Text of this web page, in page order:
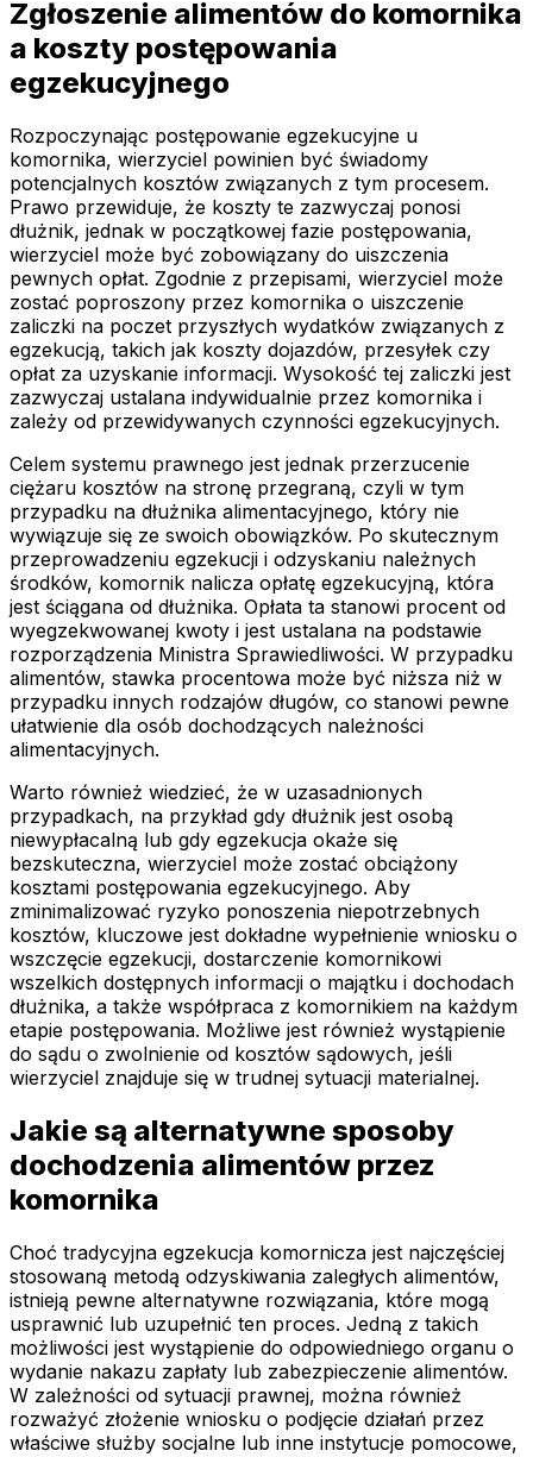
Zgłoszenie alimentów do komornika
a koszty postępowania
egzekucyjnego
Rozpoczynając postępowanie egzekucyjne u
komornika, wierzyciel powinien być świadomy
potencjalnych kosztów związanych z tym procesem.
Prawo przewiduje, że koszty te zazwyczaj ponosi
dłużnik, jednak w początkowej fazie postępowania,
wierzyciel może być zobowiązany do uiszczenia
pewnych opłat. Zgodnie z przepisami, wierzyciel może
zostać poproszony przez komornika o uiszczenie
zaliczki na poczet przyszłych wydatków związanych z
egzekucją, takich jak koszty dojazdów, przesyłek czy
opłat za uzyskanie informacji. Wysokość tej zaliczki jest
zazwyczaj ustalana indywidualnie przez komornika i
zależy od przewidywanych czynności egzekucyjnych.
Celem systemu prawnego jest jednak przerzucenie
ciężaru kosztów na stronę przegraną, czyli w tym
przypadku na dłużnika alimentacyjnego, który nie
wywiązuje się ze swoich obowiązków. Po skutecznym
przeprowadzeniu egzekucji i odzyskaniu należnych
środków, komornik nalicza opłatę egzekucyjną, która
jest ściągana od dłużnika. Opłata ta stanowi procent od
wyegzekwowanej kwoty i jest ustalana na podstawie
rozporządzenia Ministra Sprawiedliwości. W przypadku
alimentów, stawka procentowa może być niższa niż w
przypadku innych rodzajów długów, co stanowi pewne
ułatwienie dla osób dochodzących należności
alimentacyjnych.
Warto również wiedzieć, że w uzasadnionych
przypadkach, na przykład gdy dłużnik jest osobą
niewypłacalną lub gdy egzekucja okaże się
bezskuteczna, wierzyciel może zostać obciążony
kosztami postępowania egzekucyjnego. Aby
zminimalizować ryzyko ponoszenia niepotrzebnych
kosztów, kluczowe jest dokładne wypełnienie wniosku o
wszczęcie egzekucji, dostarczenie komornikowi
wszelkich dostępnych informacji o majątku i dochodach
dłużnika, a także współpraca z komornikiem na każdym
etapie postępowania. Możliwe jest również wystąpienie
do sądu o zwolnienie od kosztów sądowych, jeśli
wierzyciel znajduje się w trudnej sytuacji materialnej.
Jakie są alternatywne sposoby
dochodzenia alimentów przez
komornika
Choć tradycyjna egzekucja komornicza jest najczęściej
stosowaną metodą odzyskiwania zaległych alimentów,
istnieją pewne alternatywne rozwiązania, które mogą
usprawnić lub uzupełnić ten proces. Jedną z takich
możliwości jest wystąpienie do odpowiedniego organu o
wydanie nakazu zapłaty lub zabezpieczenie alimentów.
W zależności od sytuacji prawnej, można również
rozważyć złożenie wniosku o podjęcie działań przez
właściwe służby socjalne lub inne instytucje pomocowe,